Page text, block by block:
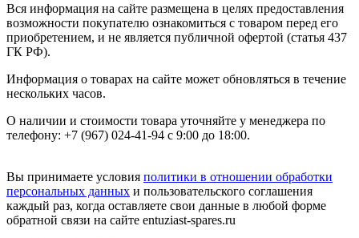
Вся информация на сайте размещена в целях предоставления
возможности покупателю ознакомиться с товаром перед его
приобретением, и не является публичной офертой (статья 437
ГК РФ).
Информация о товарах на сайте может обновляться в течение
нескольких часов.
О наличии и стоимости товара уточняйте у менеджера по
телефону: +7 (967) 024-41-94 с 9:00 до 18:00.
Вы принимаете условия политики в отношении обработки
персональных данных и пользовательского соглашения
каждый раз, когда оставляете свои данные в любой форме
обратной связи на сайте entuziast-spares.ru